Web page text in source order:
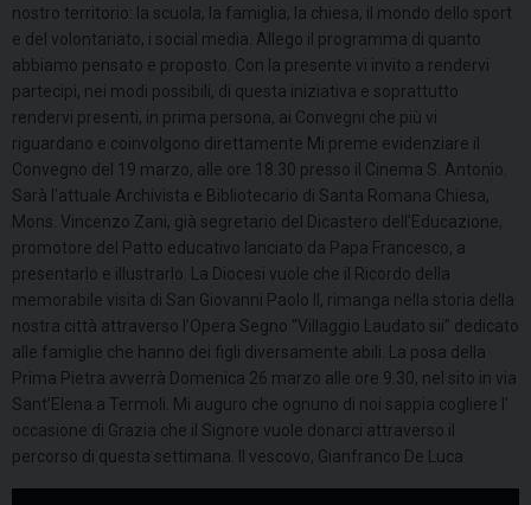
nostro territorio: la scuola, la famiglia, la chiesa, il mondo dello sport
e del volontariato, i social media. Allego il programma di quanto
abbiamo pensato e proposto. Con la presente vi invito a rendervi
partecipi, nei modi possibili, di questa iniziativa e soprattutto
rendervi presenti, in prima persona, ai Convegni che più vi
riguardano e coinvolgono direttamente Mi preme evidenziare il
Convegno del 19 marzo, alle ore 18.30 presso il Cinema S. Antonio.
Sarà l’attuale Archivista e Bibliotecario di Santa Romana Chiesa,
Mons. Vincenzo Zani, già segretario del Dicastero dell’Educazione,
promotore del Patto educativo lanciato da Papa Francesco, a
presentarlo e illustrarlo. La Diocesi vuole che il Ricordo della
memorabile visita di San Giovanni Paolo II, rimanga nella storia della
nostra città attraverso l’Opera Segno “Villaggio Laudato sii” dedicato
alle famiglie che hanno dei figli diversamente abili. La posa della
Prima Pietra avverrà Domenica 26 marzo alle ore 9.30, nel sito in via
Sant’Elena a Termoli. Mi auguro che ognuno di noi sappia cogliere l’
occasione di Grazia che il Signore vuole donarci attraverso il
percorso di questa settimana. Il vescovo, Gianfranco De Luca